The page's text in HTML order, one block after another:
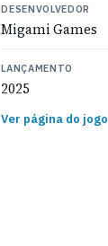
DESENVOLVEDOR
Migami Games
LANÇAMENTO
2025
Ver página do jogo